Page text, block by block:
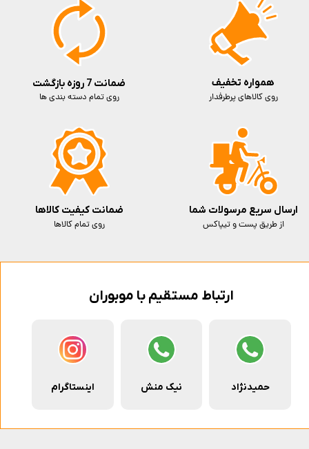
ارتباط مستقیم با موبوران
حمیدنژاد نیک منش اینستاگرام
ضمانت 7 روزه بازگشت
روی تمام دسته بندی ها
ارسال سریع مرسولات شما
از طریق پست و تیپاکس
ضمانت کیفیت کالاها
روی تمام کالاها
همواره تخفیف
روی کالاهای پرطرفدار